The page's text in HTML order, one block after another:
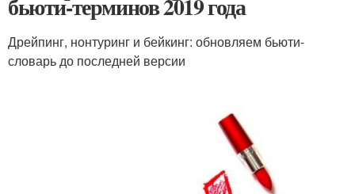
бьюти-терминов 2019 года
Дрейпинг, нонтуринг и бейкинг: обновляем бьюти-
словарь до последней версии